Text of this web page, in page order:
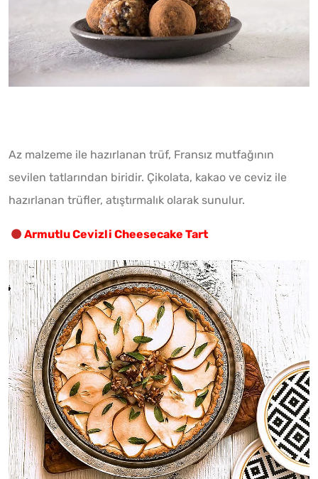
Az malzeme ile hazırlanan trüf, Fransız mutfağının
sevilen tatlarından biridir. Çikolata, kakao ve ceviz ile
hazırlanan trüfler, atıştırmalık olarak sunulur.
Armutlu Cevizli Cheesecake Tart